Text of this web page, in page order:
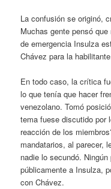
La confusión se originó,
Muchas gente pensó
de emergencia Insulza
Chávez para la
En todo caso, la crítica
lo que tenía que hacer
venezolano. Tomó
tema fuese discutido por
reacción de los
mandatarios, al parecer,
nadie lo secundó.
públicamente a Insulza,
con Chávez.